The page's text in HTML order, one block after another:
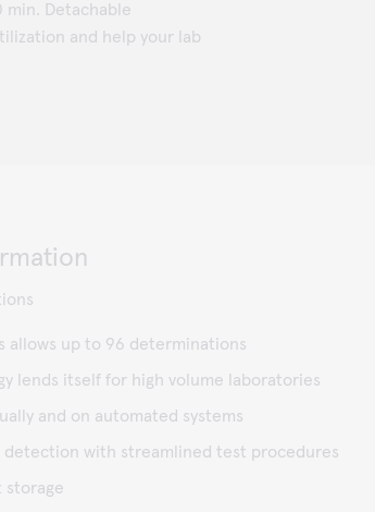
Detachable
and help your lab
allows up to 96 determinations
lends itself for high volume laboratories
and on automated systems
detection with streamlined test procedures
storage